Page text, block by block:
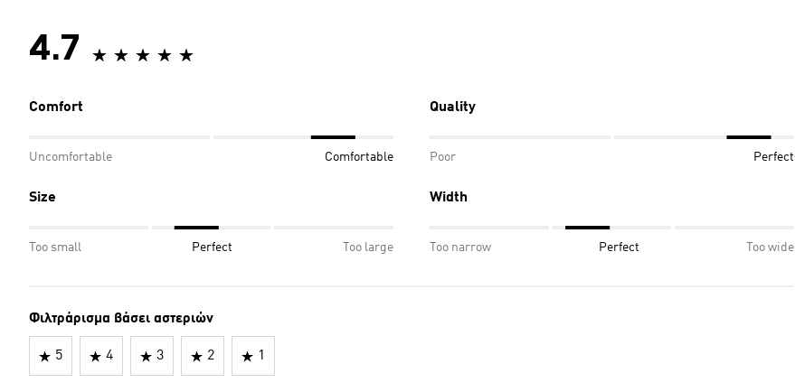
4.7
Comfort
Uncomfortable Comfortable
Quality
Poor Perfect
Size
Too small Perfect Too large
Width
Too narrow Perfect Too wide
Φιλτράρισμα βάσει αστεριών
5 4 3 2 1